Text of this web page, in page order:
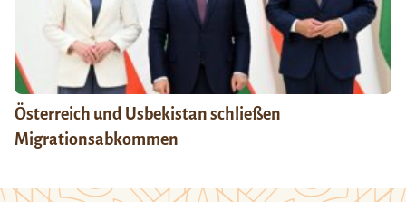
Österreich und Usbekistan schließen
Migrationsabkommen